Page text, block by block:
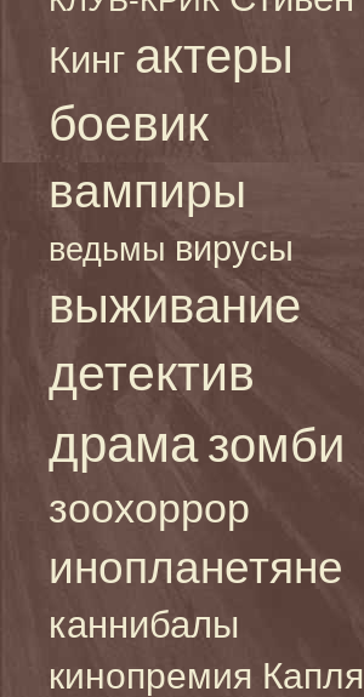
Кинг актеры
боевик
вампиры
ведьмы вирусы
выживание
детектив
драма зомби
зоохоррор
инопланетяне
каннибалы
кинопремия Капля